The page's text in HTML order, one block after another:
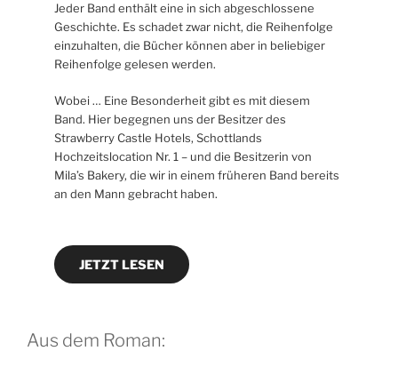
Jeder Band enthält eine in sich abgeschlossene
Geschichte. Es schadet zwar nicht, die Reihenfolge
einzuhalten, die Bücher können aber in beliebiger
Reihenfolge gelesen werden.
Wobei … Eine Besonderheit gibt es mit diesem
Band. Hier begegnen uns der Besitzer des
Strawberry Castle Hotels, Schottlands
Hochzeitslocation Nr. 1 – und die Besitzerin von
Mila’s Bakery, die wir in einem früheren Band bereits
an den Mann gebracht haben.
JETZT LESEN
Aus dem Roman: